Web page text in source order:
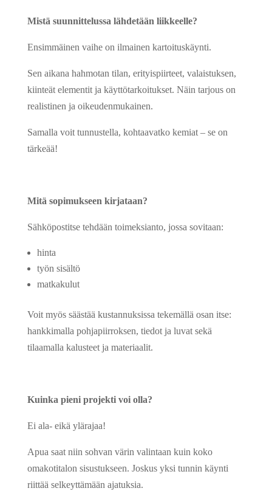
Mistä suunnittelussa lähdetään liikkeelle?
Ensimmäinen vaihe on ilmainen kartoituskäynti.
Sen aikana hahmotan tilan, erityispiirteet, valaistuksen,
kiinteät elementit ja käyttötarkoitukset. Näin tarjous on
realistinen ja oikeudenmukainen.
Samalla voit tunnustella, kohtaavatko kemiat – se on
tärkeää!
Mitä sopimukseen kirjataan?
Sähköpostitse tehdään toimeksianto, jossa sovitaan:
hinta
työn sisältö
matkakulut
Voit myös säästää kustannuksissa tekemällä osan itse:
hankkimalla pohjapiirroksen, tiedot ja luvat sekä
tilaamalla kalusteet ja materiaalit.
Kuinka pieni projekti voi olla?
Ei ala- eikä ylärajaa!
Apua saat niin sohvan värin valintaan kuin koko
omakotitalon sisustukseen. Joskus yksi tunnin käynti
riittää selkeyttämään ajatuksia.